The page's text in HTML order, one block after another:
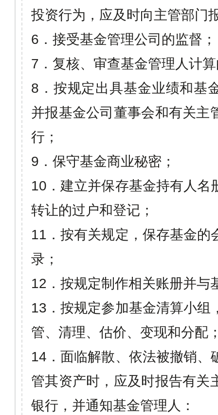
投资行为，应及时向主管部门
6 ．接受基金管理公司的监督；
7 ．复核、审查基金管理人计
8 ．按规定出具基金业绩和基
并报基金公司董事会和有关主
行；
9 ．保守基金商业秘密；
10 ．建立并保存基金持有人
转让的过户和登记；
11 ．按有关规定，保存基金
录；
12 ．按规定制作相关账册并与
13 ．按规定参加基金清算小
管、清理、估价、变现和分配
14 ．面临解散、依法被撤销
管其资产时，应及时报告有关
银行，并通知基金管理人：